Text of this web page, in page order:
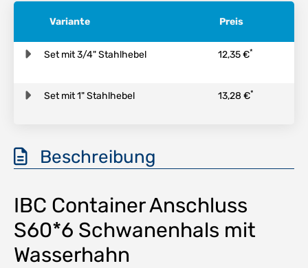
Variante Preis
Set mit 3/4" Stahlhebel 12,35 €*
Set mit 1" Stahlhebel 13,28 €*
Beschreibung
IBC Container Anschluss
S60*6 Schwanenhals mit
Wasserhahn